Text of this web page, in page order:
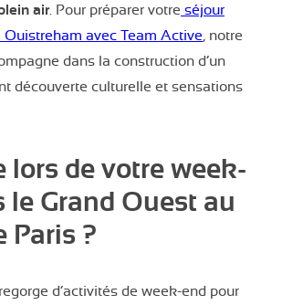
air. Pour préparer votre séjour
avec Team Active , notre
dans la construction d’un
découverte culturelle et sensations
lors de votre week-
le Grand Ouest au
Paris ?
d’activités de week-end pour